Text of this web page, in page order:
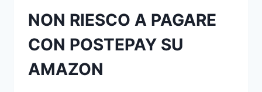
NON RIESCO A PAGARE
CON POSTEPAY SU
AMAZON